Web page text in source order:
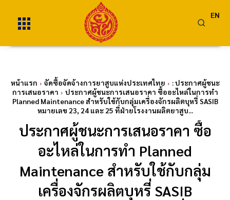
EN
หน้าแรก จัดซื้อจัดจ้างการยาสูบแห่งประเทศไทย
: ประกาศผู้ชนะ
การเสนอราคา
ประกาศผู้ชนะการเสนอราคา ซื้ออะไหล่ในการทำ
Planned Maintenance สำหรับใช้กับกลุ่มเครื่องจักรผลิตบุหรี่ SASIB
หมายเลข 23, 24 และ 25 ที่ฝ่ายโรงงานผลิตยาสูบ...
ประกาศผู้ชนะการเสนอราคา ซื้อ
อะไหล่ในการทำ Planned
Maintenance สำหรับใช้กับกลุ่ม
เครื่องจักรผลิตบุหรี่ SASIB